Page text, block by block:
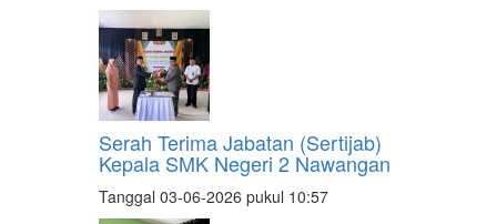
Serah Terima Jabatan (Sertijab)
Kepala SMK Negeri 2 Nawangan
Tanggal 03-06-2026 pukul 10:57